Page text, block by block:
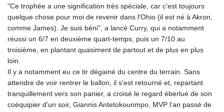
IQD 1510.89449
IRR
1585920.982023
ISK 142.572116
JEP 0.857346
JOD 0.817863
JPY 182.641857
KES 149.279328
KGS 100.875887
"Ce trophée a une signification très spéciale, car c'est toujours
quelque chose pour moi de revenir dans l'Ohio (il est né à Akron,
comme James). Je suis béni", a lancé Curry, qui a notamment
réussi un 6/7 en deuxième quart-temps, puis un 7/10 au
troisième, en plantant quasiment de partout et de plus en plus
loin.
Il y a notamment eu ce tir dégainé du centre du terrain. Sans
attendre de voir rentrer le ballon, il s'est retourné et, repartant
tranquillement vers son panier, a croisé le regard éberlué de son
coéquipier d'un soir, Giannis Antetokounmpo, MVP l'an passé de